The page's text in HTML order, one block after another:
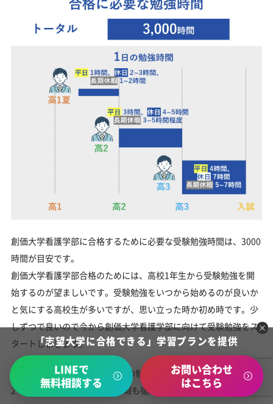
創価大学看護学部に合格するために必要な受験勉強時間は、3000
時間が目安です。
創価大学看護学部合格のためには、高校1年生から受験勉強を開
始するのが望ましいです。受験勉強をいつから始めるのが良いか
と気にする高校生が多いですが、思い立った時か初め時です。少
しずつで良いので今から創価大学看護学部に向けて受験勉強をス
タートしましょう。
高1から受験勉強を始める場合の勉強時間は、平日1時間、休日
2〜3時間が目安です。長期休暇も宿題とは別に1日1〜2時間の勉
「志望大学に合格できる」学習プランを提供
LINEで
無料相談する
お問い合わせ
はこちら